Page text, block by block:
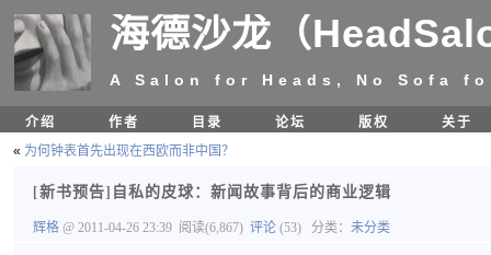
海德沙龙（
A Salon for Heads, No Sofa
介绍 作者 目录 论坛 版权
关于
« 为何钟表首先出现在西欧而非中国？
[新书预告]自私的皮球：新闻故事背后的商业逻辑
辉格 @ 2011-04-26 23:39 阅读(6,867) 评论 (53) 分类： 未分类